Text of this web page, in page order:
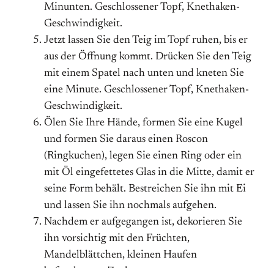
Minunten. Geschlossener Topf, Knethaken-
Geschwindigkeit.
Jetzt lassen Sie den Teig im Topf ruhen, bis er
aus der Öffnung kommt. Drücken Sie den Teig
mit einem Spatel nach unten und kneten Sie
eine Minute. Geschlossener Topf, Knethaken-
Geschwindigkeit.
Ölen Sie Ihre Hände, formen Sie eine Kugel
und formen Sie daraus einen Roscon
(Ringkuchen), legen Sie einen Ring oder ein
mit Öl eingefettetes Glas in die Mitte, damit er
seine Form behält. Bestreichen Sie ihn mit Ei
und lassen Sie ihn nochmals aufgehen.
Nachdem er aufgegangen ist, dekorieren Sie
ihn vorsichtig mit den Früchten,
Mandelblättchen, kleinen Haufen